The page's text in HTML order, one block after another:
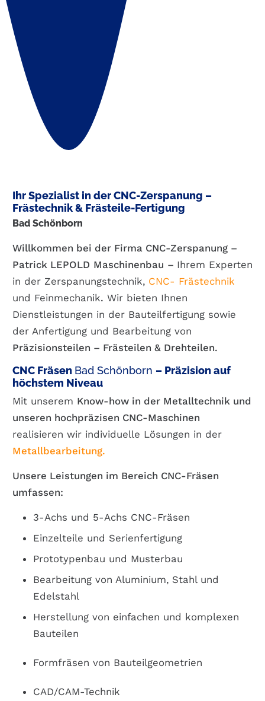
Ihr Spezialist in der CNC-Zerspanung –
Frästechnik & Frästeile-Fertigung
Bad Schönborn
Willkommen bei der Firma CNC-Zerspanung –
Patrick LEPOLD Maschinenbau – Ihrem Experten
in der Zerspanungstechnik, CNC- Frästechnik
und Feinmechanik. Wir bieten Ihnen
Dienstleistungen in der Bauteilfertigung sowie
der Anfertigung und Bearbeitung von
Präzisionsteilen – Frästeilen & Drehteilen.
CNC Fräsen Bad Schönborn – Präzision auf
höchstem Niveau
Mit unserem Know-how in der Metalltechnik und
unseren hochpräzisen CNC-Maschinen
realisieren wir individuelle Lösungen in der
Metallbearbeitung.
Unsere Leistungen im Bereich CNC-Fräsen
umfassen:
3-Achs und 5-Achs CNC-Fräsen
Einzelteile und Serienfertigung
Prototypenbau und Musterbau
Bearbeitung von Aluminium, Stahl und
Edelstahl
Herstellung von einfachen und komplexen
Bauteilen
Formfräsen von Bauteilgeometrien
CAD/CAM-Technik